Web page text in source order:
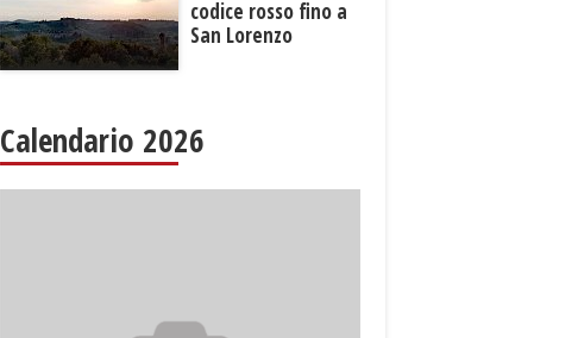
codice rosso fino a
San Lorenzo
Calendario 2026